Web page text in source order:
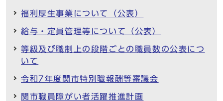
福利厚生事業について（公表）
給与・定員管理等について（公表）
等級及び職制上の段階ごとの職員数の公表につ
いて
令和7年度関市特別職報酬等審議会
関市職員障がい者活躍推進計画